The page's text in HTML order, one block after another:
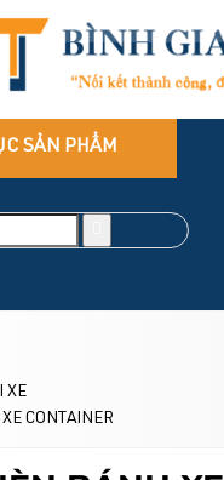
SẢN PHẨM
XE
CONTAINER